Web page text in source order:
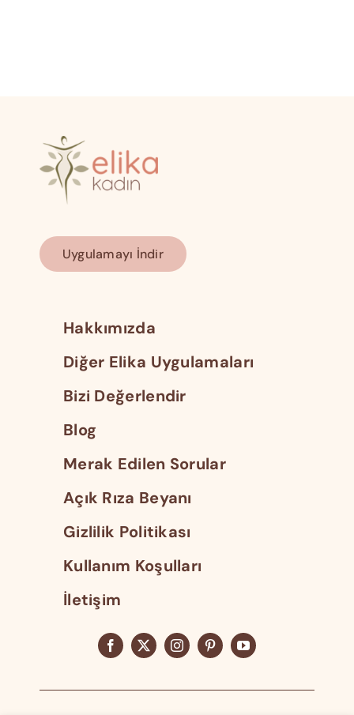
Uygulamayı İndir
Hakkımızda
Diğer Elika Uygulamaları
Bizi Değerlendir
Blog
Merak Edilen Sorular
Açık Rıza Beyanı
Gizlilik Politikası
Kullanım Koşulları
İletişim